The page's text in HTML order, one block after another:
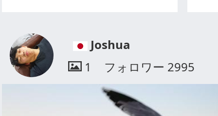
Joshua
1
フォロワー 2995